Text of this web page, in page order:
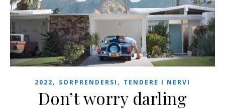
2022, SORPRENDERSI , TENDERE I NERVI
Don’t worry darling